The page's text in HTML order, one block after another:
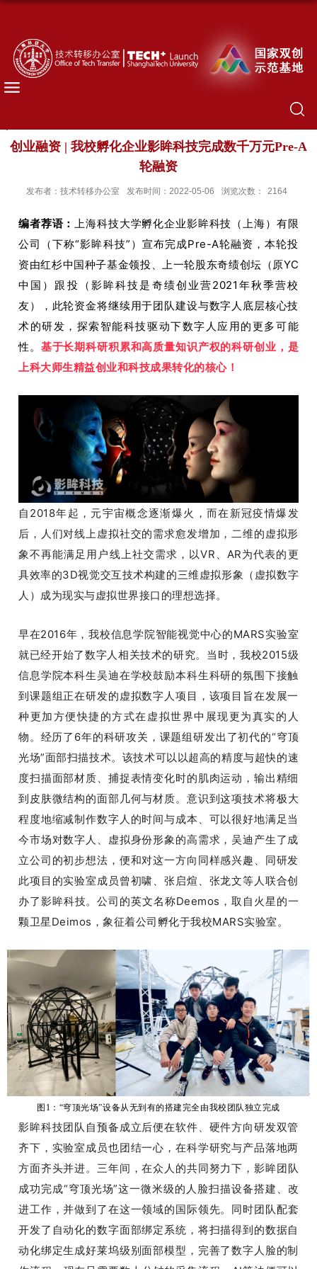
创业融资 | 我校孵化企业影眸科技完成数千万元Pre-A
轮融资
发布者：技术转移办公室 发布时间：2022-05-06 浏览次数： 2164
编者荐语：
上海科技大学孵化企业影眸科技（上海）有限
公司（下称“影眸科技”）宣布完成Pre-A轮融资，本轮投
资由红杉中国种子基金领投、上一轮股东奇绩创坛（原YC
中国）跟投（影眸科技是奇绩创业营2021年秋季营校
友），此轮资金将继续用于团队建设与数字人底层核心技
术的研发，探索智能科技驱动下数字人应用的更多可能
性。 基于长期科研积累和高质量知识产权的科研创业，是
上科大师生精益创业和科技成果转化的核心！
自2018年起，元宇宙概念逐渐爆火，而在新冠疫情爆发
后，人们对线上虚拟社交的需求愈发增加，二维的虚拟形
象不再能满足用户线上社交需求，以VR、AR为代表的更
具效率的3D视觉交互技术构建的三维虚拟形象（虚拟数字
人）成为现实与虚拟世界接口的理想选择。
早在2016年，我校信息学院智能视觉中心的MARS实验室
就已经开始了数字人相关技术的研究。 当时，我校2015级
信息学院本科生吴迪在学校鼓励本科生科研的氛围下接触
到课题组正在研发的虚拟数字人项目，该项目旨在发展一
种更加方便快捷的方式在虚拟世界中展现更为真实的人
物。 经历了6年的科研攻关，课题组研发出了初代的“穹顶
光场”面部扫描技术。 该技术可以以超高的精度与超快的速
度扫描面部材质、捕捉表情变化时的肌肉运动，输出精细
到皮肤微结构的面部几何与材质。 意识到这项技术将极大
程度地缩减制作数字人的时间与成本、可以很好地满足当
今市场对数字人、虚拟身份形象的高需求，吴迪产生了成
立公司的初步想法，便和对这一方向同样感兴趣、同研发
此项目的实验室成员曾初啸、张启煊、张龙文等人联合创
办了影眸科技。公司的英文名称Deemos，取自火星的一
颗卫星Deimos，象征着公司 孵化于我校MARS实验室。
图1：“穹顶光场”设备从无到有的搭建完全由我校团队独立完成
影眸科技团队自预备成立后便在软件、硬件方向研发双管
齐下，实验室成员也团结一心，在科学研究与产品落地两
方面齐头并进。 三年间，在众人的共同努力下，影眸团队
成功完成“穹顶光场”这一微米级的人脸扫描设备搭建、改
进工作，并做到了在这一领域的国际领先。 同时团队配套
开发了自动化的数字面部绑定系统，将扫描得到的数据自
动化绑定生成好莱坞级别面部模型，完善了数字人脸的制